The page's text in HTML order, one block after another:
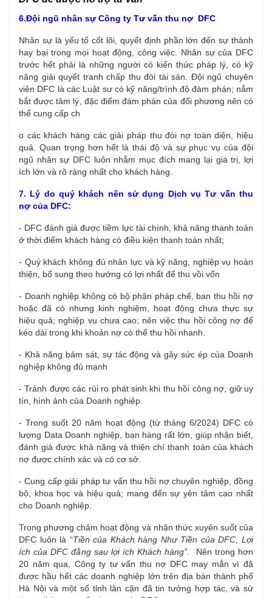
6.Đội ngũ nhân sự Công ty Tư vấn thu nợ DFC
Nhân sự là yếu tố cốt lõi, quyết định phần lớn đến sự thành
hay bại trong mọi hoạt động, công việc. Nhân sự của DFC
trước hết phải là những người có kiến thức pháp lý, có kỹ
năng giải quyết tranh chấp thu đòi tài sản. Đội ngũ chuyên
viên DFC là các Luật sư có kỹ năng/trình độ đàm phán; nắm
bắt được tâm lý, đặc điểm đám phán của đối phương nên có
thể cung cấp ch
o các khách hàng các giải pháp thu đòi nợ toàn diện, hiệu
quả. Quan trọng hơn hết là thái độ và sự phục vụ của đội
ngũ nhân sự DFC luôn nhằm mục đích mang lại giá trị, lợi
ích lớn và rõ ràng nhất cho khách hàng.
7. Lý do quý khách nên sử dụng Dịch vụTưvấn thu
nợ của DFC:
- DFC đánh giá được tiềm lực tài chính, khả năng thanh toán
ở thời điểm khách hàng có điều kiện thanh toán nhất;
- Quý khách không đủ nhân lực và kỹ năng, nghiệp vụ hoàn
thiện, bổ sung theo hướng có lợi nhất để thu vồi vốn
- Doanh nghiệp không có bộ phận pháp chế, ban thu hồi nợ
hoặc đã có nhưng kinh nghiệm, hoạt động chưa thực sự
hiệu quả; nghiệp vụ chưa cao; nên việc thu hồi công nợ để
kéo dài trong khi khoản nợ có thể thu hồi nhanh.
- Khả năng bám sát, sự tác động và gây sức ép của Doanh
nghiệp không đủ mạnh
- Tránh được các rủi ro phát sinh khi thu hồi công nợ, giữ uy
tín, hình ảnh của Doanh nghiệp.
- Trong suốt 20 năm hoạt động (từ tháng 6/2024) DFC có
lượng Data Doanh nghiệp, bạn hàng rất lớn, giúp nhận biết,
đánh giá được khả năng và thiện chí thanh toán của khách
nợ được chính xác và có cơ sở.
- Cung cấp giải pháp tư vấn thu hồi nợ chuyên nghiệp, đồng
bộ, khoa học và hiệu quả; mang đến sự yên tâm cao nhất
cho Doanh nghiệp.
Trong phương châm hoạt động và nhận thức xuyên suốt của
DFC luôn là “Tiền của Khách hàng Như Tiền của DFC, Lợi
ích của DFC đằng sau lợi ích Khách hàng’’. Nên trong hơn
20 năm qua, Công ty tư vấn thu nợ DFC may mắn vì đã
được hầu hết các doanh nghiệp lớn trên địa bàn thành phố
Hà Nội và một số tỉnh lân cận đã tin tưởng hợp tác, và sử